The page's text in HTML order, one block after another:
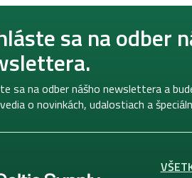
sa na odber
sa na odber nášho newslettera a
o novinkách, udalostiach a